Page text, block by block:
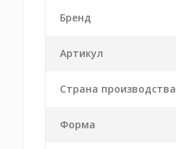
Бренд
Артикул
Страна производства
Форма